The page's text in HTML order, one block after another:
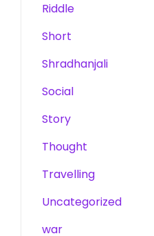
Riddle
Short
Shradhanjali
Social
Story
Thought
Travelling
Uncategorized
war